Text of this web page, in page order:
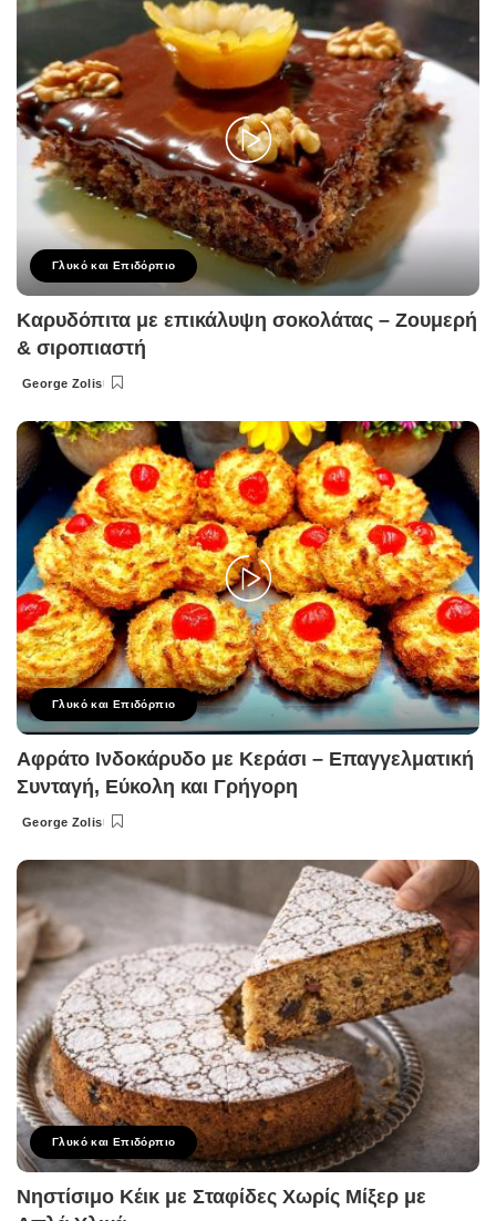
Γλυκό και Επιδόρπιο
Καρυδόπιτα με επικάλυψη σοκολάτας – Ζουμερή
& σιροπιαστή
Posted
George Zolis
Γλυκό και Επιδόρπιο
Αφράτο Ινδοκάρυδο με Κεράσι – Επαγγελματική
Συνταγή, Εύκολη και Γρήγορη
Posted
George Zolis
Γλυκό και Επιδόρπιο
Νηστίσιμο Κέικ με Σταφίδες Χωρίς Μίξερ με